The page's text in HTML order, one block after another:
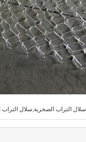
سلال التراب الصخرية,سلال التراب